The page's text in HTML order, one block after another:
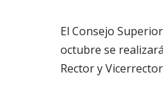
El Consejo
octubre se
Rector y